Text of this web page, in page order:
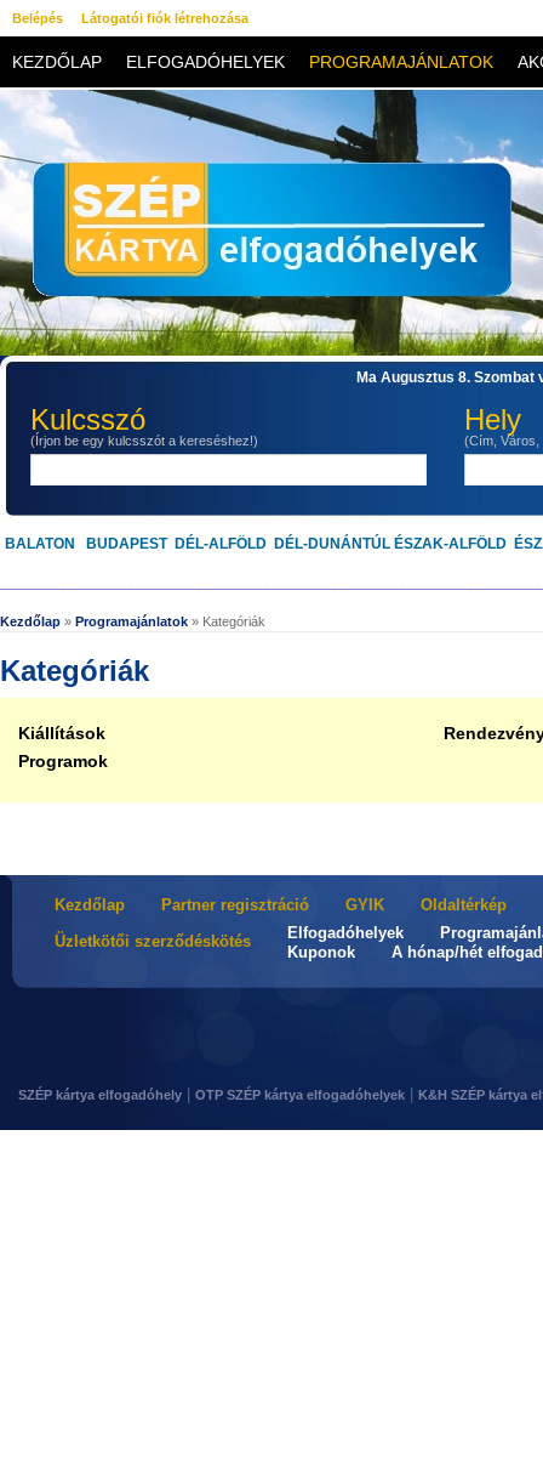
Belépés Látogatói fiók létrehozása
KEZDŐLAP ELFOGADÓHELYEK PROGRAMAJÁNLATOK
KAPCSOLAT
Ma Augusztus 8.
Kulcsszó
(Írjon be egy kulcsszót a kereséshez!)
Hely
(Cím,
BALATON BUDAPEST DÉL-ALFÖLD DÉL-DUNÁNTÚL ÉSZAK-ALFÖLD
Kezdőlap » Programajánlatok » Kategóriák
Kategóriák
Kiállítások
Programok
Kezdőlap Partner regisztráció GYIK
Oldaltérkép
Üzletkötői szerződéskötés
Elfogadóhelyek
Kuponok
A hónap/hét
SZÉP kártya elfogadóhely OTP SZÉP kártya elfogadóhelyek K&H SZÉP kártya